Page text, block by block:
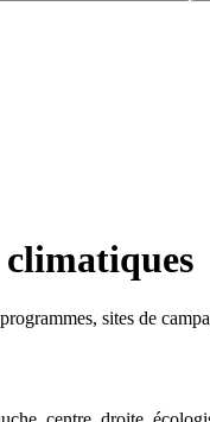
sites de